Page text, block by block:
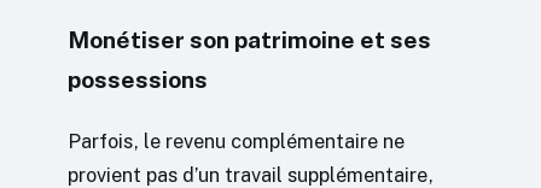
Monétiser son patrimoine et ses
possessions
Parfois, le revenu complémentaire ne
provient pas d’un travail supplémentaire,